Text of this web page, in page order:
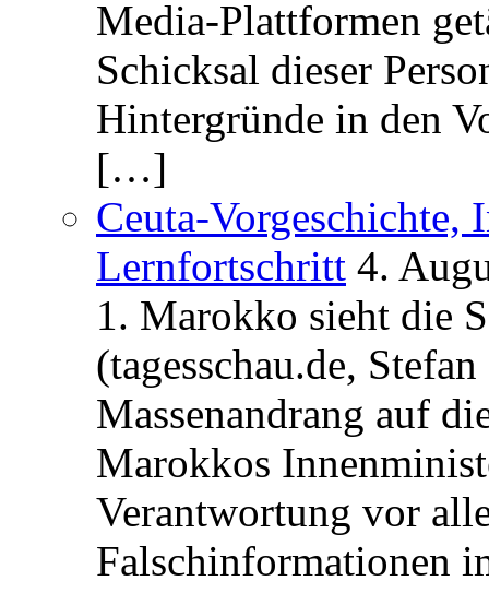
Media-Plattformen
Schicksal dieser
Hintergründe in den
[…]
Ceuta-Vorgeschichte,
Lernfortschritt 4.
1. Marokko sieht die
(tagesschau.de,
Massenandrang auf
Marokkos
Verantwortung vor
Falschinformationen